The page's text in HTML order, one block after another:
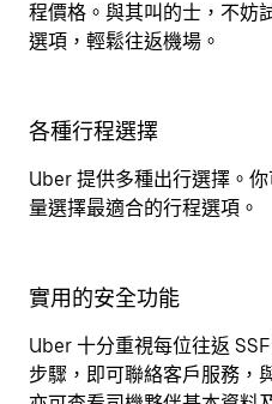
程價格。與其叫的士，不妨
選項，輕鬆往返機場。
各種行程選擇
Uber 提供多種出行選擇。
量選擇最適合的行程選項。
實用的安全功能
Uber 十分重視每位往返
步驟，即可聯絡客戶服務，